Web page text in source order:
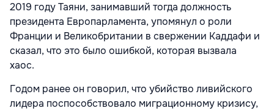
2019 году Таяни, занимавший тогда должность
президента Европарламента, упомянул о роли
Франции и Великобритании в свержении Каддафи и
сказал, что это было ошибкой, которая вызвала
хаос.
Годом ранее он говорил, что убийство ливийского
лидера поспособствовало миграционному кризису,